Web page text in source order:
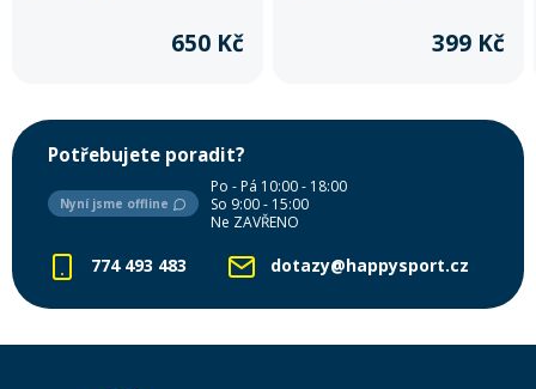
650 Kč 399 Kč
Potřebujete poradit?
Nyní jsme offline
Po - Pá 10:00 - 18:00
So 9:00 - 15:00
Ne ZAVŘENO
774 493 483 dotazy@happysport.cz